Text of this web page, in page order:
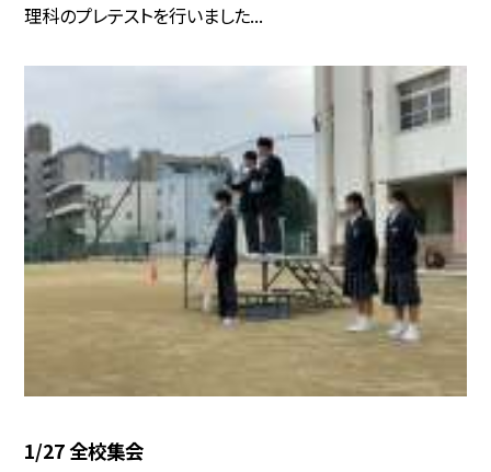
理科のプレテストを行いました...
1/27 全校集会